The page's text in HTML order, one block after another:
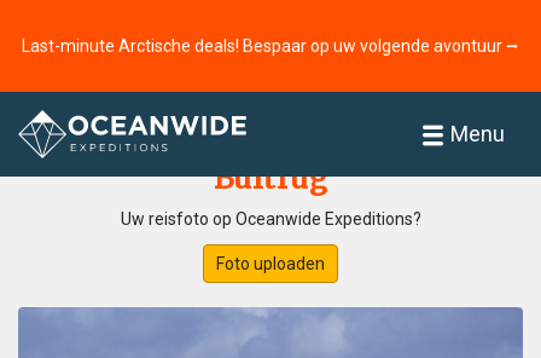
Last-minute Arctische deals! Bespaar op uw volgende avontuur ⭢
Menu
Home
Bultrug
Uw reisfoto op Oceanwide Expeditions?
Foto uploaden